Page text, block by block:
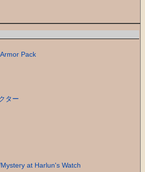
Pack
ター
at Harlun's Watch